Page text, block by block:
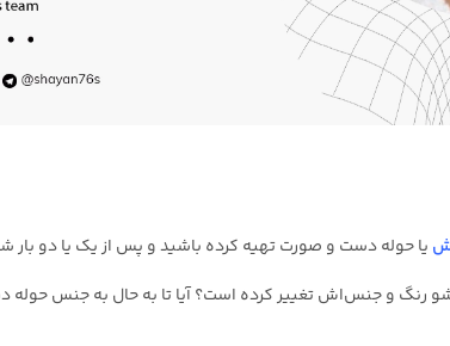
یا حوله دست و صورت تهیه کرده باشید و پس از یک یا دو بار
رنگ و جنس‌اش تغییر کرده است؟ آیا تا به حال به جنس